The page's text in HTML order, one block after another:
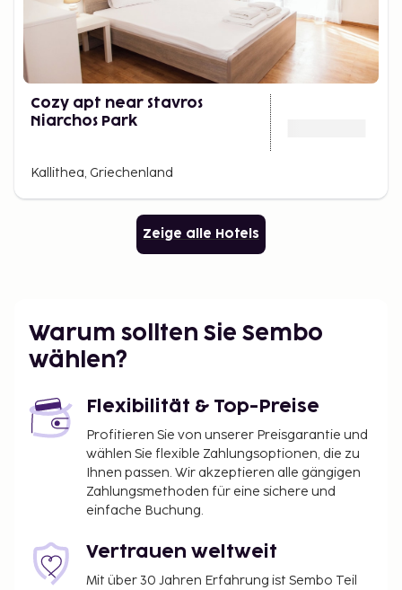
Cozy apt near Stavros
Niarchos Park
Kallithea, Griechenland
Zeige alle Hotels
Warum sollten Sie Sembo
wählen?
Flexibilität & Top-Preise
Profitieren Sie von unserer Preisgarantie und
wählen Sie flexible Zahlungsoptionen, die zu
Ihnen passen. Wir akzeptieren alle gängigen
Zahlungsmethoden für eine sichere und
einfache Buchung.
Vertrauen weltweit
Mit über 30 Jahren Erfahrung ist Sembo Teil